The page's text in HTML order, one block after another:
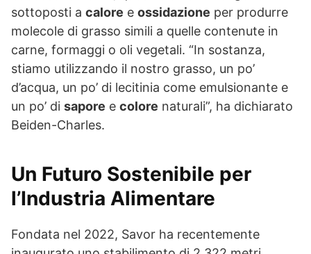
sottoposti a calore e ossidazione per produrre
molecole di grasso simili a quelle contenute in
carne, formaggi o oli vegetali. “In sostanza,
stiamo utilizzando il nostro grasso, un po’
d’acqua, un po’ di lecitinia come emulsionante e
un po’ di sapore e colore naturali”, ha dichiarato
Beiden-Charles.
Un Futuro Sostenibile per
l’Industria Alimentare
Fondata nel 2022, Savor ha recentemente